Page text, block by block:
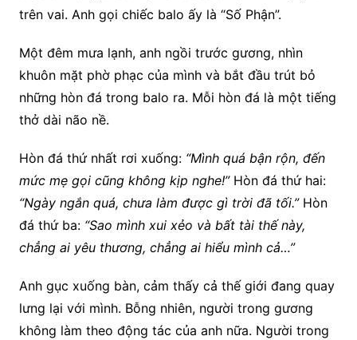
trên vai. Anh gọi chiếc balo ấy là “Số Phận”.
Một đêm mưa lạnh, anh ngồi trước gương, nhìn
khuôn mặt phờ phạc của mình và bắt đầu trút bỏ
những hòn đá trong balo ra. Mỗi hòn đá là một tiếng
thở dài não nề.
Hòn đá thứ nhất rơi xuống: “Mình quá bận rộn, đến
mức mẹ gọi cũng không kịp nghe!”Hòn đá thứ hai:
“Ngày ngắn quá, chưa làm được gì trời đã tối.”Hòn
đá thứ ba: “Sao mình xui xẻo và bất tài thế này,
chẳng ai yêu thương, chẳng ai hiểu mình cả…”
Anh gục xuống bàn, cảm thấy cả thế giới đang quay
lưng lại với mình. Bỗng nhiên, người trong gương
không làm theo động tác của anh nữa. Người trong